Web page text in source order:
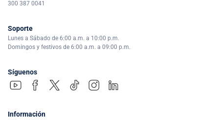
300 387 0041
Soporte
Lunes a Sábado de 6:00 a.m. a 10:00 p.m.
Domingos y festivos de 6:00 a.m. a 09:00 p.m.
Síguenos
Información